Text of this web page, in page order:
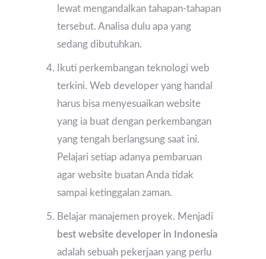
lewat mengandalkan tahapan-tahapan
tersebut. Analisa dulu apa yang
sedang dibutuhkan.
Ikuti perkembangan teknologi web
terkini. Web developer yang handal
harus bisa menyesuaikan website
yang ia buat dengan perkembangan
yang tengah berlangsung saat ini.
Pelajari setiap adanya pembaruan
agar website buatan Anda tidak
sampai ketinggalan zaman.
Belajar manajemen proyek. Menjadi
best website developer in Indonesia
adalah sebuah pekerjaan yang perlu